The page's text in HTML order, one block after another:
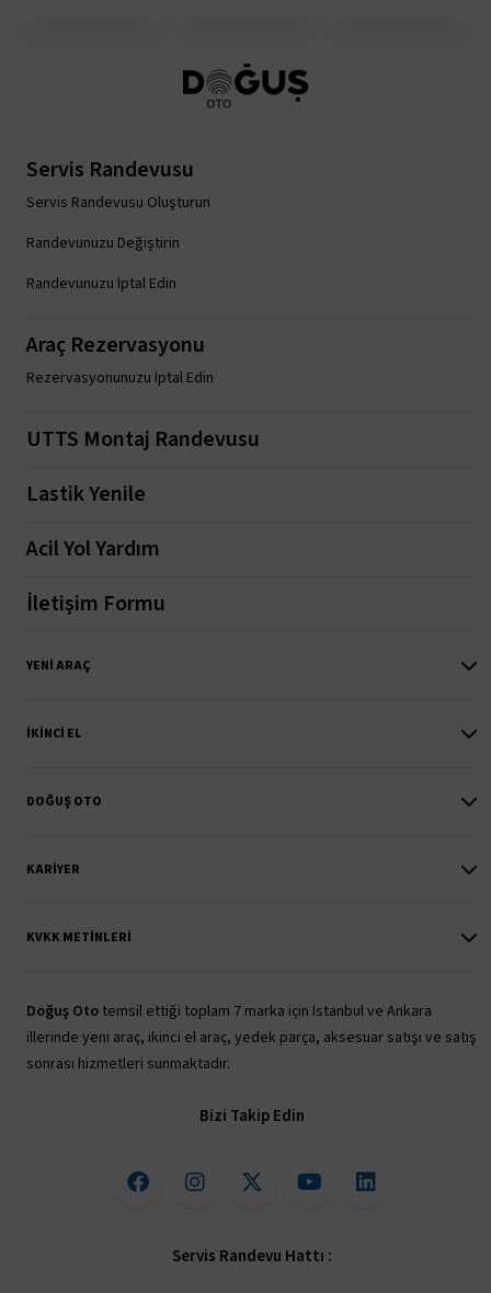
Servis Randevusu
Servis Randevusu Oluşturun
Randevunuzu Değiştirin
Randevunuzu İptal Edin
Araç Rezervasyonu
Rezervasyonunuzu İptal Edin
UTTS Montaj Randevusu
Lastik Yenile
Acil Yol Yardım
İletişim Formu
YENI ARAÇ
İKINCI EL
DOĞUŞ OTO
KARIYER
KVKK METINLERI
Doğuş Oto temsil ettiği toplam 7 marka için İstanbul ve Ankara
illerinde yeni araç, ikinci el araç, yedek parça, aksesuar satışı ve satış
sonrası hizmetleri sunmaktadır.
Bizi Takip Edin
Servis Randevu Hattı :